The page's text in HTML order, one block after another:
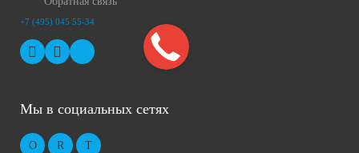
+7 (495) 045 55-34
Мы в социальных сетях